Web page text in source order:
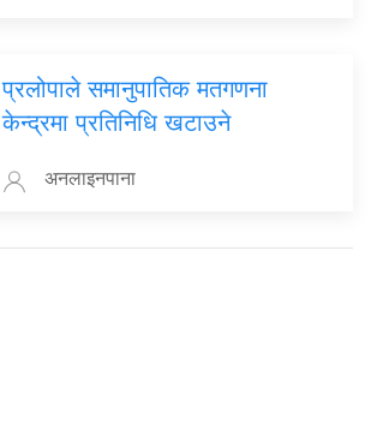
प्रलोपाले समानुपातिक मतगणना
केन्द्रमा प्रतिनिधि खटाउने
अनलाइनपाना